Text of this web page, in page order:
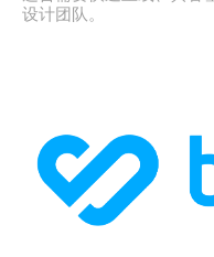
设计团队。